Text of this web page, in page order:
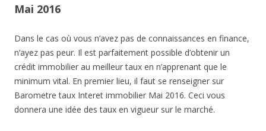
Mai 2016
Dans le cas où vous n’avez pas de connaissances en finance,
n’ayez pas peur. Il est parfaitement possible d’obtenir un
crédit immobilier au meilleur taux en n’apprenant que le
minimum vital. En premier lieu, il faut se renseigner sur
Barometre taux Interet immobilier Mai 2016. Ceci vous
donnera une idée des taux en vigueur sur le marché.